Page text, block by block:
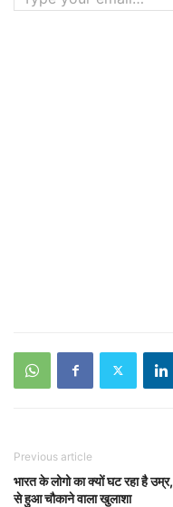
Previous article
भारत के लोगो का क्यों घट रहा है
से हुआ चौकाने वाला खुलाशा